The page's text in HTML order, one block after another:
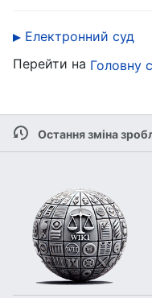
Електронний суд
Перейти на Головну
Остання зміна